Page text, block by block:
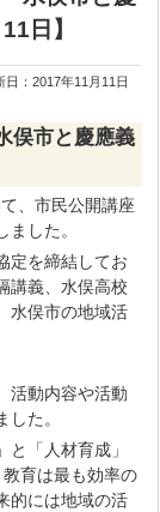
日】
日：2017年11月11日
俣市と慶應義
、市民公開講座
ました。
定を締結してお
講義、水俣高校
水俣市の地域活
活動内容や活動
た。
「人材育成」
育は最も効率の
的には地域の活